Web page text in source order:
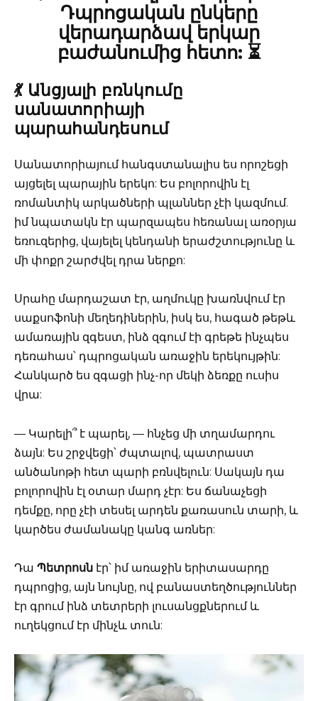
Դպրոցական ընկերը
վերադարձավ երկար
բաժանումից հետո: ⏳
💃 Անցյալի բռնկումը
սանատորիայի
պարահանդեսում
Սանատորիայում հանգստանալիս ես որոշեցի
այցելել պարային երեկո: Ես բոլորովին էլ
ռոմանտիկ արկածների պլաններ չէի կազմում.
իմ նպատակն էր պարզապես հեռանալ առօրյա
եռուզերից, վայելել կենդանի երաժշտությունը և
մի փոքր շարժվել դրա ներքո:
Սրահը մարդաշատ էր, աղմուկը խառնվում էր
սաքսոֆոնի մեղեդիներին, իսկ ես, հագած թեթև
ամառային զգեստ, ինձ զգում էի գրեթե ինչպես
դեռահաս՝ դպրոցական առաջին երեկույթին:
Հանկարծ ես զգացի ինչ-որ մեկի ձեռքը ուսիս
վրա:
— Կարելի՞ է պարել, — հնչեց մի տղամարդու
ձայն: Ես շրջվեցի՝ ժպտալով, պատրաստ
անծանոթի հետ պարի բռնվելուն: Սակայն դա
բոլորովին էլ օտար մարդ չէր: Ես ճանաչեցի
դեմքը, որը չէի տեսել արդեն քառասուն տարի, և
կարծես ժամանակը կանգ առներ:
Դա Պետրոսն էր՝ իմ առաջին երիտասարդը
դպրոցից, այն նույնը, ով բանաստեղծություններ
էր գրում ինձ տետրերի լուսանցքներում և
ուղեկցում էր մինչև տուն: